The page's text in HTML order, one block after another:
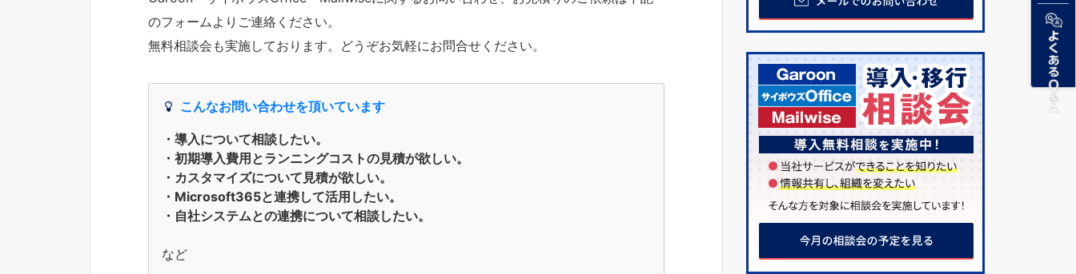
のフォームよりご連絡ください。
無料相談会も実施しております。どうぞお気軽にお問合せください。
こんなお問い合わせを頂いています
・導入について相談したい。
・初期導入費用とランニングコストの見積が欲しい。
・カスタマイズについて見積が欲しい。
・Microsoft365と連携して活用したい。
・自社システムとの連携について相談したい。
など